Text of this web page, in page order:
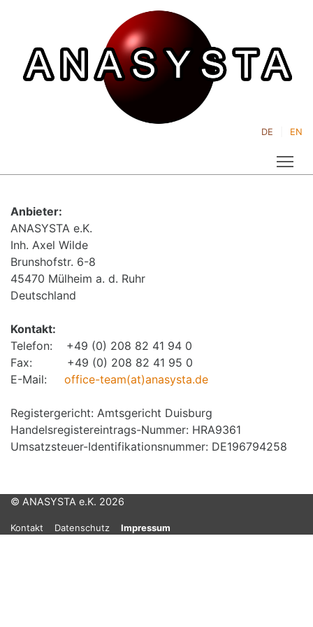
DE EN
Anbieter:
ANASYSTA e.K.
Inh. Axel Wilde
Brunshofstr. 6-8
45470 Mülheim a. d. Ruhr
Deutschland
Kontakt:
Telefon: +49 (0) 208 82 41 94 0
Fax: +49 (0) 208 82 41 95 0
E-Mail: office-team(at)anasysta.de
Registergericht: Amtsgericht Duisburg
Handelsregistereintrags-Nummer: HRA9361
Umsatzsteuer-Identifikationsnummer: DE196794258
© ANASYSTA e.K. 2026
Kontakt Datenschutz Impressum